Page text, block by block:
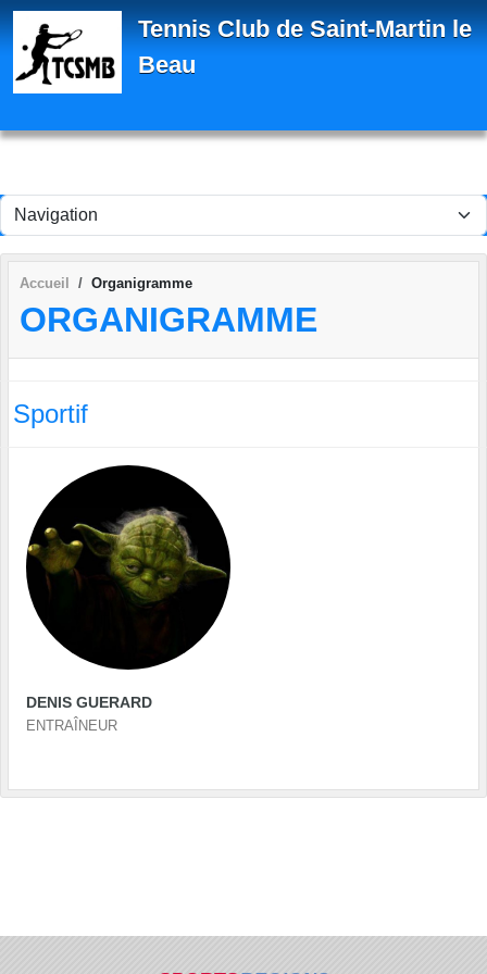
Tennis Club de Saint-Martin le
Beau
Accueil Organigramme
ORGANIGRAMME
Sportif
DENIS GUERARD
ENTRAÎNEUR
Panneau de gestion des cookies